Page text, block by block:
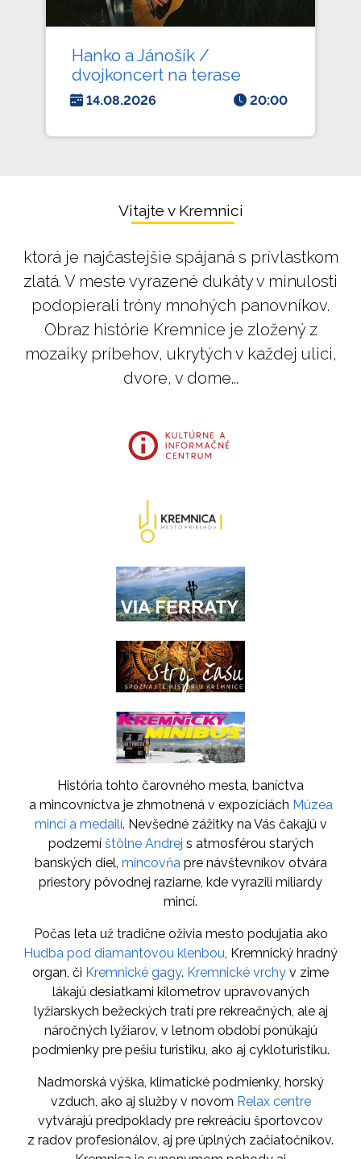
Hanko a Jánošík /
dvojkoncert na terase
14.08.2026 20:00
Vitajte v Kremnici
ktorá je najčastejšie spájaná s prívlastkom
zlatá. V meste vyrazené dukáty v minulosti
podopierali tróny mnohých panovníkov.
Obraz histórie Kremnice je zložený z
mozaiky príbehov, ukrytých v každej ulici,
dvore, v dome...
História tohto čarovného mesta, baníctva
a mincovníctva je zhmotnená v expozíciách Múzea
mincí a medailí. Nevšedné zážitky na Vás čakajú v
podzemí štôlne Andrej s atmosférou starých
banských diel, mincovňapre návštevníkov otvára
priestory pôvodnej raziarne, kde vyrazili miliardy
mincí.
Počas leta už tradične oživia mesto podujatia ako
Hudba pod diamantovou klenbou, Kremnický hradný
organ, či Kremnické gagy. Kremnické vrchy v zime
lákajú desiatkami kilometrov upravovaných
lyžiarskych bežeckých tratí pre rekreačných, ale aj
náročných lyžiarov, v letnom období ponúkajú
podmienky pre pešiu turistiku, ako aj cykloturistiku.
Nadmorská výška, klimatické podmienky, horský
vzduch, ako aj služby v novom Relax centre
vytvárajú predpoklady pre rekreáciu športovcov
z radov profesionálov, aj pre úplných začiatočníkov.